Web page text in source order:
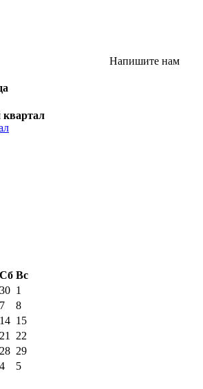
Напишите нам
квартал
Сб Вс
30 1
7
8
14 15
21
22
28 29
4 5